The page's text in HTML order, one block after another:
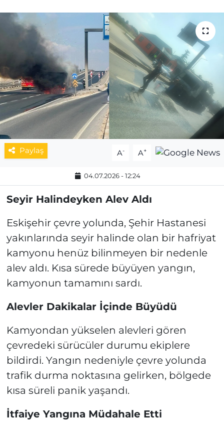
Paylaş A- A+
04.07.2026 - 12:24
Seyir Halindeyken Alev Aldı
Eskişehir çevre yolunda, Şehir Hastanesi
yakınlarında seyir halinde olan bir hafriyat
kamyonu henüz bilinmeyen bir nedenle
alev aldı. Kısa sürede büyüyen yangın,
kamyonun tamamını sardı.
Alevler Dakikalar İçinde Büyüdü
Kamyondan yükselen alevleri gören
çevredeki sürücüler durumu ekiplere
bildirdi. Yangın nedeniyle çevre yolunda
trafik durma noktasına gelirken, bölgede
kısa süreli panik yaşandı.
İtfaiye Yangına Müdahale Etti
MAGAZİN
ESKİŞEHİRSPOR